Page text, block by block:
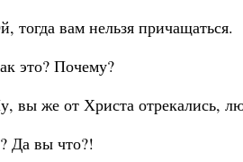
тогда вам нельзя причащаться.
это? Почему?
вы же от Христа отрекались,
Да вы что?!